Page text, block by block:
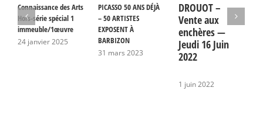
Connaissance des Arts
Hors-série spécial 1
immeuble/1œuvre
24 janvier 2025
PICASSO 50 ANS DÉJÀ
– 50 ARTISTES
EXPOSENT À
BARBIZON
31 mars 2023
DROUOT –
Vente aux
enchères —
Jeudi 16 Juin
2022
1 juin 2022